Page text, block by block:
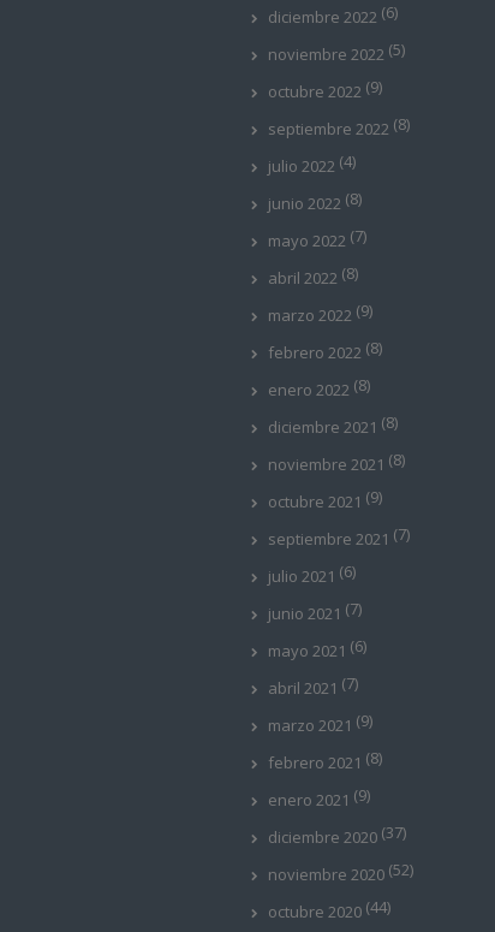
diciembre 2022 (6)
noviembre 2022 (5)
octubre 2022 (9)
septiembre 2022 (8)
julio 2022 (4)
junio 2022 (8)
mayo 2022 (7)
abril 2022 (8)
marzo 2022 (9)
febrero 2022 (8)
enero 2022 (8)
diciembre 2021 (8)
noviembre 2021 (8)
octubre 2021 (9)
septiembre 2021 (7)
julio 2021 (6)
junio 2021 (7)
mayo 2021 (6)
abril 2021 (7)
marzo 2021 (9)
febrero 2021 (8)
enero 2021 (9)
diciembre 2020 (37)
noviembre 2020 (52)
octubre 2020 (44)